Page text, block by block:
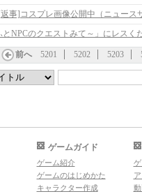
[返事]コスプレ画像公開中（ニュース
前へ 5201 5202 5203
ゲームガイド
ゲーム紹介
ゲームのはじめかた
キャラクター作成